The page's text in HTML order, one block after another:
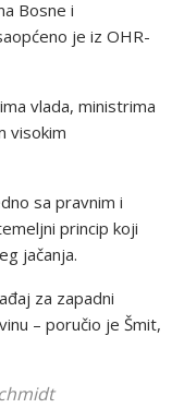
Bosne i
je iz OHR-
vlada, ministrima
visokim
sa pravnim i
princip koji
jačanja.
za zapadni
– poručio je Šmit,